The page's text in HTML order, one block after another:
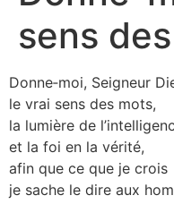
sens
Donne‑moi, Seigneur
le vrai sens des mots,
la lumière de
et la foi en la vérité,
afin que ce que je crois
je sache le dire aux